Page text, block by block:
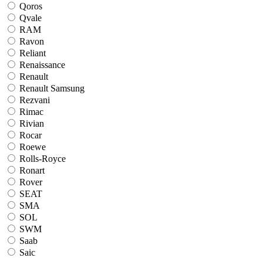
Qoros
Qvale
RAM
Ravon
Reliant
Renaissance
Renault
Renault Samsung
Rezvani
Rimac
Rivian
Rocar
Roewe
Rolls-Royce
Ronart
Rover
SEAT
SMA
SOL
SWM
Saab
Saic